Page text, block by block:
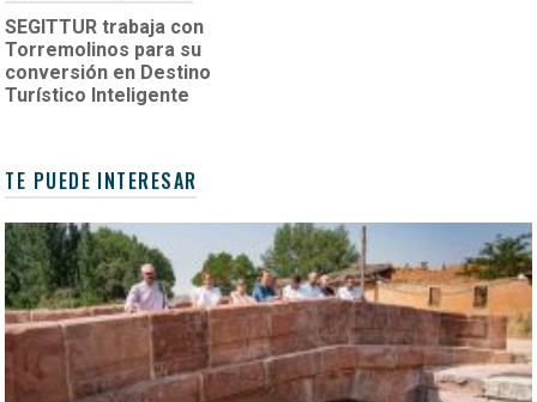
SEGITTUR trabaja con
Torremolinos para su
conversión en Destino
Turístico Inteligente
TE PUEDE INTERESAR